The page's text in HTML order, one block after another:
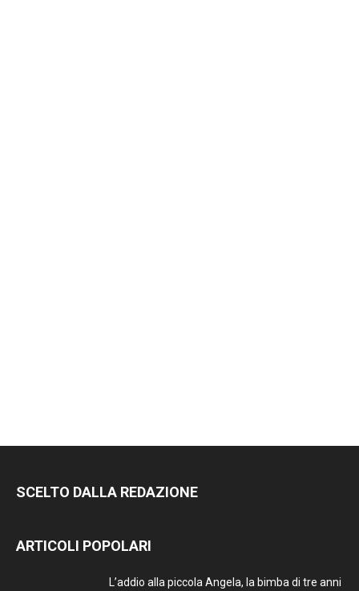
SCELTO DALLA REDAZIONE
ARTICOLI POPOLARI
L’addio alla piccola Angela, la bimba di tre anni